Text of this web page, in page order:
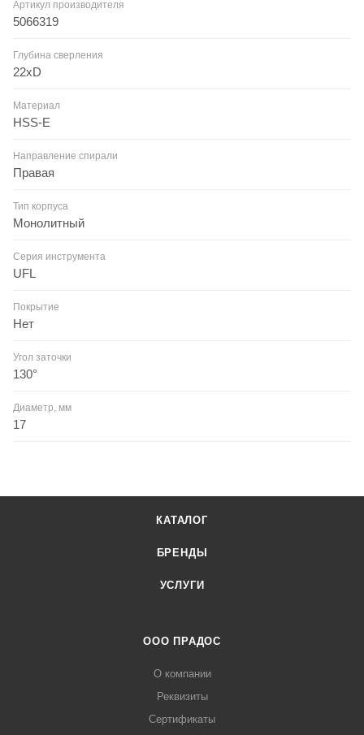
Артикул производителя
5066319
Глубина сверления
22xD
Материал
HSS-E
Направление спирали
Правая
Тип корпуса
Монолитный
Серия инструмента
UFL
Покрытие
Нет
Угол заточки
130°
Диаметр, мм
17
КАТАЛОГ
БРЕНДЫ
УСЛУГИ
ООО ПРАДОС
О компании
Реквизиты
Сертификаты